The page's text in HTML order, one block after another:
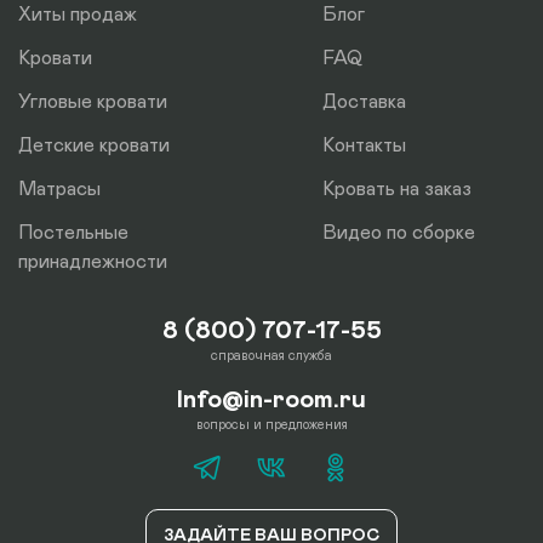
Хиты продаж
Кровати
Угловые кровати
Детские кровати
Матрасы
Постельные
принадлежности
Блог
FAQ
Доставка
Контакты
Кровать на заказ
Видео по сборке
ЗАДАЙТЕ ВАШ ВОПРОС
8 (800) 707-17-55
справочная служба
Info@in-room.ru
вопросы и предложения